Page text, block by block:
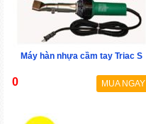
Máy hàn nhựa cầm tay Triac S
0 MUA NGAY